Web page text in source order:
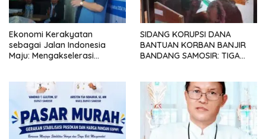
Ekonomi Kerakyatan
sebagai Jalan Indonesia
Maju: Mengakselerasi
SIDANG KORUPSI DANA
BANTUAN KORBAN BANJIR
BANDANG SAMOSIR: TIGA
YANG DITERIMA